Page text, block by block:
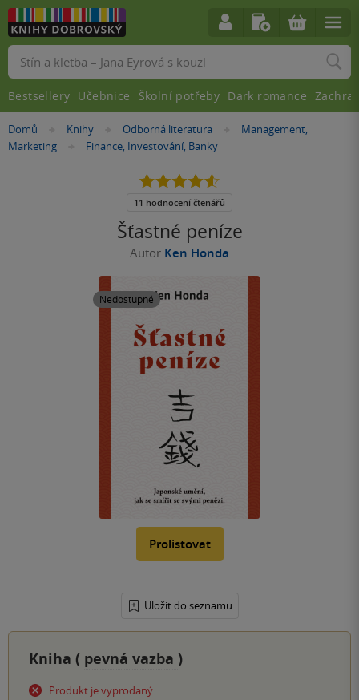
Nacházíte
se
Domů »Knihy »Odborná literatura »
Management,
Marketing
»Finance, Investování, Banky
Šťastné peníze
Autor Ken Honda
Nedostupné
Prolistovat
Uložit do seznamu
4.6
5
11 hodnocení čtenářů
Kniha ( pevná vazba )
Produkt je vyprodaný.
Vyhledávání
Bestsellery Učebnice Školní potřeby Dark romance